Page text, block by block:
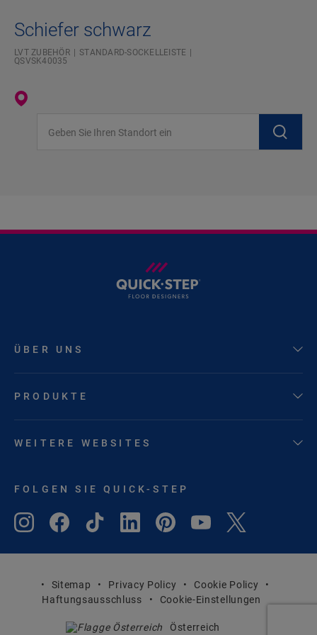
Schiefer schwarz
LVT ZUBEHÖR
STANDARD-SOCKELLEISTE
QSVSK40035
ÜBER UNS
PRODUKTE
WEITERE WEBSITES
FOLGEN SIE QUICK-STEP
Sitemap Privacy Policy
Cookie Policy
Haftungsausschluss
Cookie-Einstellungen
Österreich